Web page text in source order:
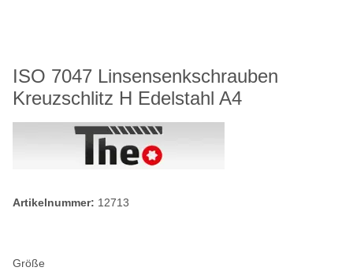
ISO 7047 Linsensenkschrauben
Kreuzschlitz H Edelstahl A4
Artikelnummer: 12713
Größe